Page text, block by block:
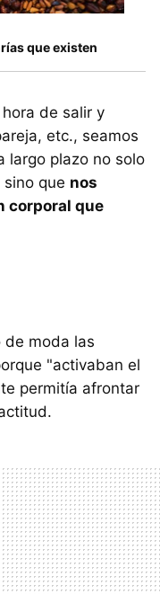
que existen
de salir y
etc., seamos
largo plazo no solo
que nos
corporal que
de moda las
"activaban el
permitía afrontar